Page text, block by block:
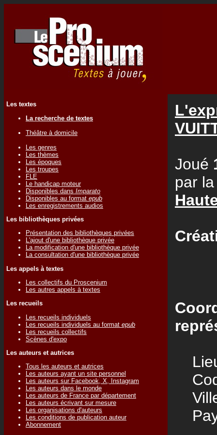
Les textes
La recherche de textes
Théâtre à domicile
Les genres
Les thèmes
Les époques
Les troupes
FLE
Le handicap moteur
Disponibles dans Imparato
Disponibles au format epub
Les enregistrements audios
Les bibliothèques privées
Présentation des bibliothèques privées
L'ajout d'une bibliothèque privée
La modification d'une bibliothèque privée
La consultation d'une bibliothèque privée
Les appels à textes
Les collectifs du Proscenium
Les autres appels à textes
Les recueils
Les recueils individuels
Les recueils individuels au format epub
Les recueils collectifs
Scènes d'expo
Les auteurs et autrices
Tous les auteurs et autrices
Les auteurs ayant un site personnel
Les auteurs sur Facebook, X, Instagram
Les auteurs dans le monde
Les auteurs de France par département
Les auteurs écrivant sur mesure
Les organisations d'auteurs
Les conditions de publication auteur
Abonnement
Joué
par